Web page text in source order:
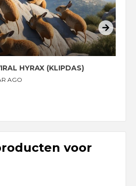
HYRAX (KLIPDAS)
AGO
voor